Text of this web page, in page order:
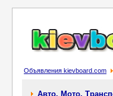
Объявления kievboard.com
Авто. Мото.